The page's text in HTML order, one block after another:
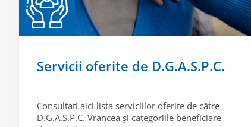
Servicii oferite de D.G.A.S.P.C.
Consultați aici lista serviciilor oferite de către
D.G.A.S.P.C. Vrancea și categoriile beneficiare